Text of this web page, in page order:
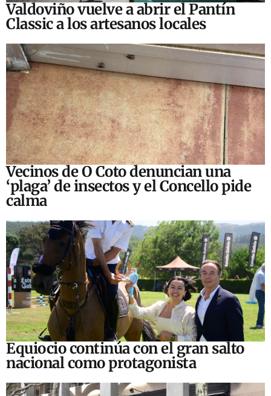
Valdoviño vuelve a abrir el Pantín
Classic a los artesanos locales
Vecinos de O Coto denuncian una
‘plaga’ de insectos y el Concello pide
calma
Equiocio continúa con el gran salto
nacional como protagonista